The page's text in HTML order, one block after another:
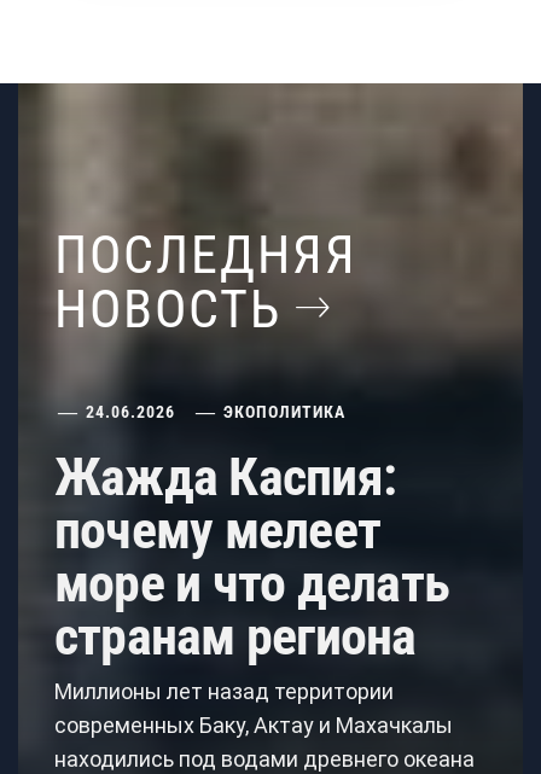
ПОСЛЕДНЯЯ
НОВОСТЬ
24.06.2026 ЭКОПОЛИТИКА
Жажда Каспия:
почему мелеет
море и что делать
странам региона
Миллионы лет назад территории
современных Баку, Актау и Махачкалы
находились под водами древнего океана